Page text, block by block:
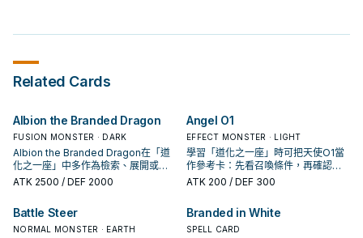
Related Cards
Albion the Branded Dragon
FUSION MONSTER · DARK
Albion the Branded Dragon在「道
化之一座」中多作為檢索、展開或終
場拼圖，判斷標準是它出現在成功起
ATK 2500 / DEF 2000
Angel O1
EFFECT MONSTER · LIGHT
學習「道化之一座」時可把天使O1當
作參考卡：先看召喚條件，再確認它
是起手、展開還是收益卡。
ATK 200 / DEF 300
Battle Steer
NORMAL MONSTER · EARTH
Branded in White
SPELL CARD